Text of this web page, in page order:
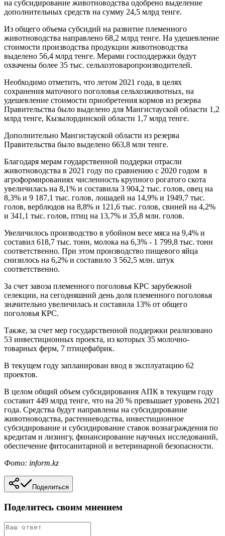
на субсидирование животноводства одобрено выделение
дополнительных средств на сумму 24,5 млрд тенге.
Из общего объема субсидий на развитие племенного
животноводства направлено 68,2 млрд тенге. На удешевление
стоимости производства продукции животноводства
выделено 56,4 млрд тенге. Мерами господдержки будут
охвачены более 35 тыс. сельхозтоваропроизводителей.
Необходимо отметить, что летом 2021 года, в целях
сохранения маточного поголовья сельхозживотных, на
удешевление стоимости приобретения кормов из резерва
Правительства было выделено для Мангистауской области 1,2
млрд тенге, Кызылординской области 1,7 млрд тенге.
Дополнительно Мангистауской области из резерва
Правительства было выделено 663,8 млн тенге.
Благодаря мерам гоударственной поддерки отрасли
животноводства в 2021 году по сравнению с 2020 годом в
агроформированиях численность крупного рогатого скота
увеличилась на 8,1% и составила 3 904,2 тыс. голов, овец на
8,3% и 9 187,1 тыс. голов, лошадей на 14,9% и 1949,7 тыс.
голов, верблюдов на 8,8% и 121,6 тыс. голов, свиней на 4,2%
и 341,1 тыс. голов, птиц на 13,7% и 35,8 млн. голов.
Увеличилось производство в убойном весе мяса на 9,4% и
составил 618,7 тыс. тонн, молока на 6,3% - 1 799,8 тыс. тонн
соответственно. При этом производство пищевого яйца
снизилось на 6,2% и составило 3 562,5 млн. штук
соответственно.
За счет завоза племенного поголовья КРС зарубежной
селекции, на сегодняшний день доля племенного поголовья
значительно увеличилась и составила 13% от общего
поголовья КРС.
Также, за счет мер государственной поддержки реализовано
53 инвестиционных проекта, из которых 35 молочно-
товарных ферм, 7 птицефабрик.
В текущем году запланирован ввод в эксплуатацию 62
проектов.
В целом общий объем субсидирования АПК в текущем году
составит 449 млрд тенге, что на 20 % превышает уровень 2021
года. Средства будут направлены на субсидирование
животноводства, растениеводства, инвестиционное
субсидирование и субсидирование ставок вознаграждения по
кредитам и лизингу, финансирование научных исследований,
обеспечение фитосанитарной и ветеринарной безопасности.
Фото: inform.kz
Поделиться
Поделитесь своим мнением